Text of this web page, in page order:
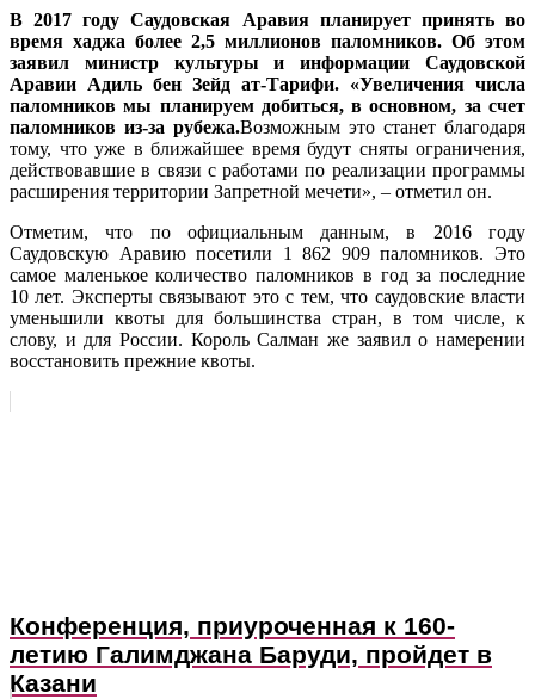
В 2017 году Саудовская Аравия планирует принять во
время хаджа более 2,5 миллионов паломников. Об этом
заявил министр культуры и информации Саудовской
Аравии Адиль бен Зейд ат-Тарифи. «Увеличения числа
паломников мы планируем добиться, в основном, за счет
паломников из-за рубежа.Возможным это станет благодаря
тому, что уже в ближайшее время будут сняты ограничения,
действовавшие в связи с работами по реализации программы
расширения территории Запретной мечети», – отметил он.
Отметим, что по официальным данным, в 2016 году
Саудовскую Аравию посетили 1 862 909 паломников. Это
самое маленькое количество паломников в год за последние
10 лет. Эксперты связывают это с тем, что саудовские власти
уменьшили квоты для большинства стран, в том числе, к
слову, и для России. Король Салман же заявил о намерении
восстановить прежние квоты.
Конференция, приуроченная к 160-
летию Галимджана Баруди, пройдет в
Казани